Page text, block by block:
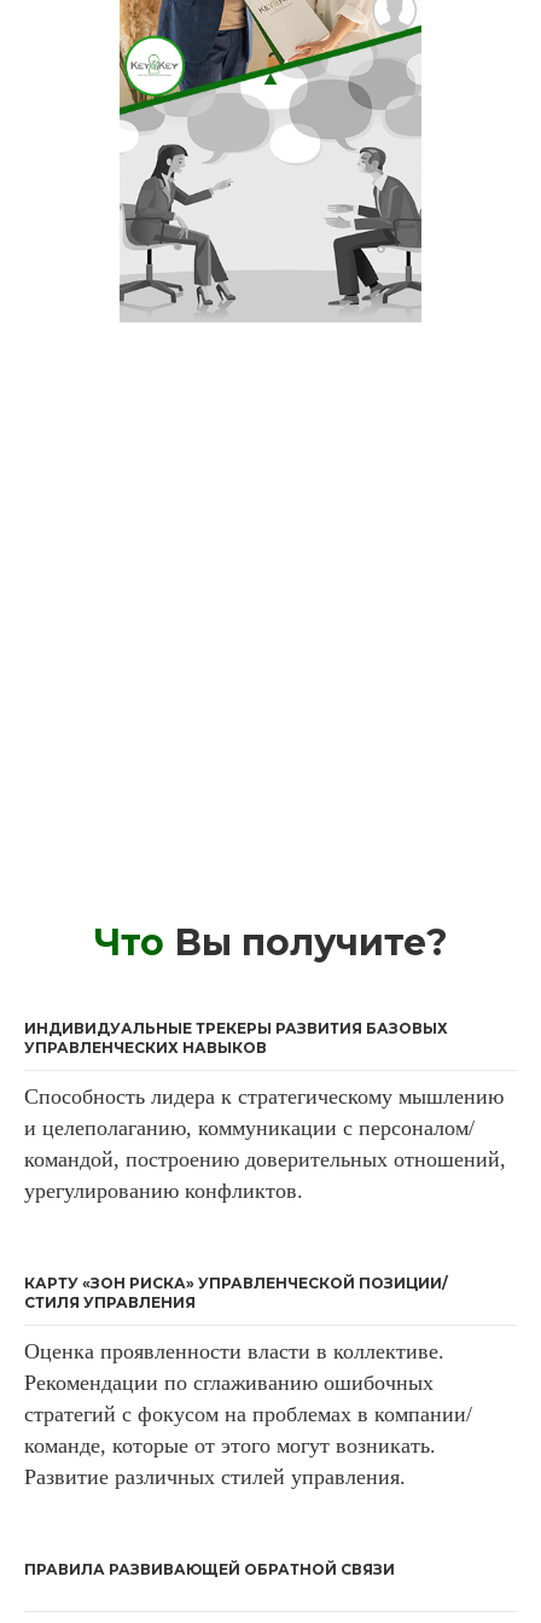
Что Вы получите?
ИНДИВИДУАЛЬНЫЕ ТРЕКЕРЫ РАЗВИТИЯ БАЗОВЫХ
УПРАВЛЕНЧЕСКИХ НАВЫКОВ
Способность лидера к стратегическому мышлению
и целеполаганию, коммуникации с персоналом/
командой, построению доверительных отношений,
урегулированию конфликтов.
КАРТУ «ЗОН РИСКА» УПРАВЛЕНЧЕСКОЙ ПОЗИЦИИ/
СТИЛЯ УПРАВЛЕНИЯ
Оценка проявленности власти в коллективе.
Рекомендации по сглаживанию ошибочных
стратегий с фокусом на проблемах в компании/
команде, которые от этого могут возникать.
Развитие различных стилей управления.
ПРАВИЛА РАЗВИВАЮЩЕЙ ОБРАТНОЙ СВЯЗИ